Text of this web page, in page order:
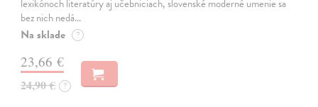
lexikónoch literatúry aj učebniciach, slovenské moderné umenie sa
bez nich nedá…
Na sklade ?
23,66 €
24,90 € ?